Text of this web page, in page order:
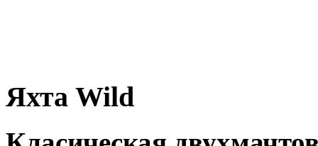
Яхта Wild